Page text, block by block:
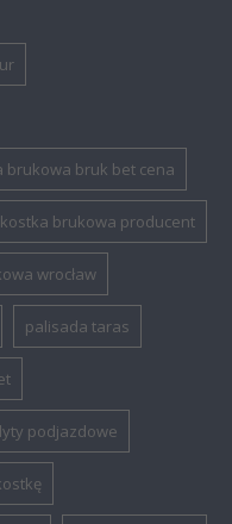
brukowa bruk bet cena
kostka brukowa producent
wrocław
palisada taras
podjazdowe